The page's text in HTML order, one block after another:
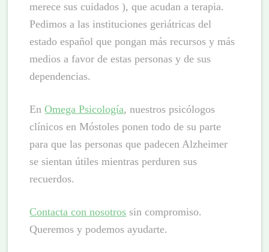
merece sus cuidados ), que acudan a terapia.
Pedimos a las instituciones geriátricas del
estado español que pongan más recursos y más
medios a favor de estas personas y de sus
dependencias.
EnOmega Psicología, nuestros psicólogos
clínicos en Móstoles ponen todo de su parte
para que las personas que padecen Alzheimer
se sientan útiles mientras perduren sus
recuerdos.
Contacta con nosotros sin compromiso.
Queremos y podemos ayudarte.